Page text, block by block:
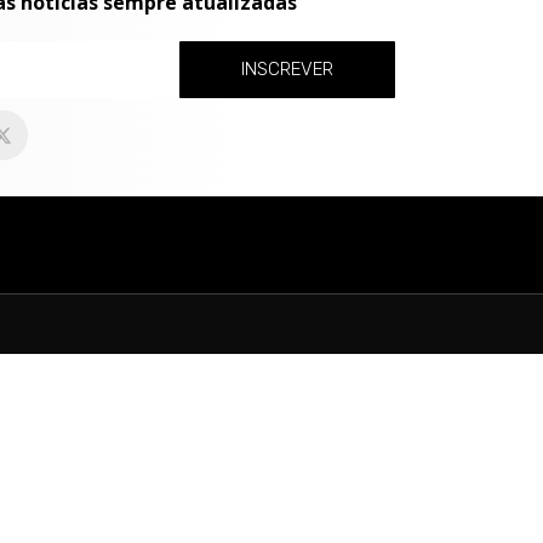
INSCREVER